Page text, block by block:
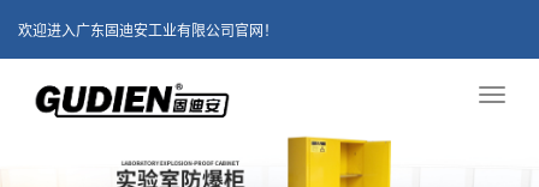
欢迎进入广东固迪安工业有限公司官网！